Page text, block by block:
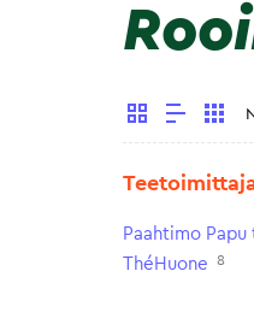
Paahtimo
ThéHuone 8